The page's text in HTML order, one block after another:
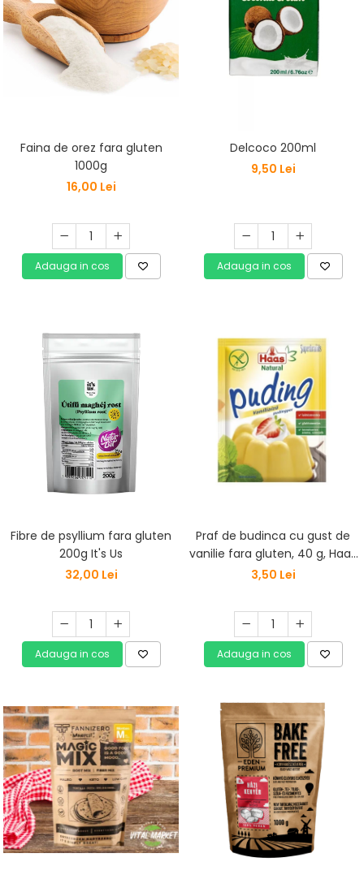
Faina de orez fara gluten
1000g
16,00 Lei
Adauga in cos
Delcoco 200ml
9,50 Lei
Adauga in cos
Fibre de psyllium fara gluten
200g It's Us
32,00 Lei
Adauga in cos
Praf de budinca cu gust de
vanilie fara gluten, 40 g, Haas
Natural
3,50 Lei
Adauga in cos